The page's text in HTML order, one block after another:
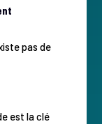
pas de
est la clé